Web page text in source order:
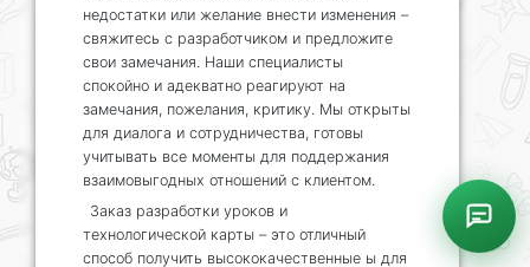
недостатки или желание внести изменения –
свяжитесь с разработчиком и предложите
свои замечания. Наши специалисты
спокойно и адекватно реагируют на
замечания, пожелания, критику. Мы открыты
для диалога и сотрудничества, готовы
учитывать все моменты для поддержания
взаимовыгодных отношений с клиентом.
Заказ разработки уроков и
технологической карты – это отличный
способ получить высококачественные ы для